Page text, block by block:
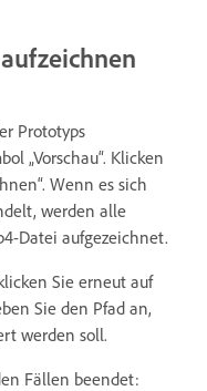
Prototyps
„Vorschau“. Klicken
Wenn es sich
werden alle
Datei aufgezeichnet.
Sie erneut auf
Sie den Pfad an,
werden soll.
Fällen beendet: